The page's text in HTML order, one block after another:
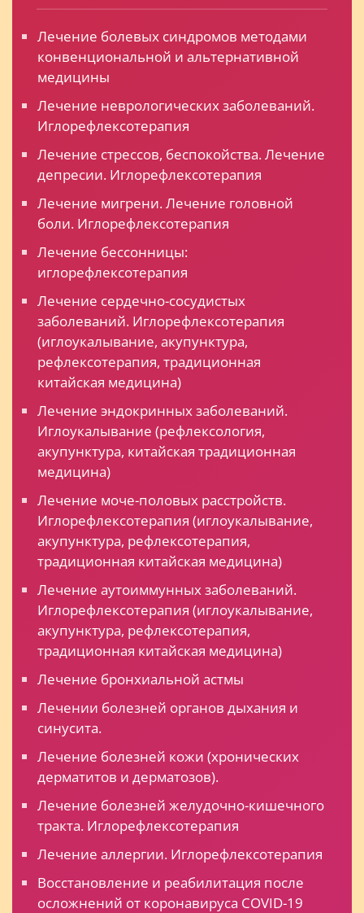
Лечение болевых синдромов методами
конвенциональной и альтернативной
медицины
Лечение неврологических заболеваний.
Иглорефлексотерапия
Лечение стрессов, беспокойства. Лечение
депресии. Иглорефлексотерапия
Лечение мигрени. Лечение головной
боли. Иглорефлексотерапия
Лечение бессонницы:
иглорефлексотерапия
Лечение сердечно-сосудистых
заболеваний. Иглорефлексотерапия
(иглоукалывание, акупунктура,
рефлексотерапия, традиционная
китайская медицина)
Лечение эндокринных заболеваний.
Иглоукалывание (рефлексология,
акупунктура, китайская традиционная
медицина)
Лечение моче-половых расстройств.
Иглорефлексотерапия (иглоукалывание,
акупунктура, рефлексотерапия,
традиционная китайская медицина)
Лечение аутоиммунных заболеваний.
Иглорефлексотерапия (иглоукалывание,
акупунктура, рефлексотерапия,
традиционная китайская медицина)
Лечение бронхиальной астмы
Лечении болезней органов дыхания и
синусита.
Лечение болезней кожи (хронических
дерматитов и дерматозов).
Лечение болезней желудочно-кишечного
тракта. Иглорефлексотерапия
Лечение аллергии. Иглорефлексотерапия
Восстановление и реабилитация после
осложнений от коронавируса COVID-19